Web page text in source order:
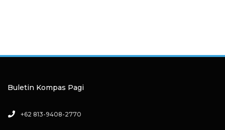
Buletin Kompas Pagi
+62 813-9408-2770